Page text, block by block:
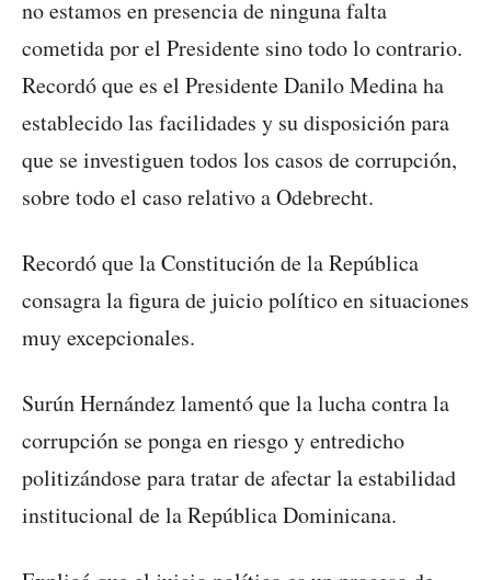
no estamos en presencia de ninguna falta
cometida por el Presidente sino todo lo contrario.
Recordó que es el Presidente Danilo Medina ha
establecido las facilidades y su disposición para
que se investiguen todos los casos de corrupción,
sobre todo el caso relativo a Odebrecht.
Recordó que la Constitución de la República
consagra la figura de juicio político en situaciones
muy excepcionales.
Surún Hernández lamentó que la lucha contra la
corrupción se ponga en riesgo y entredicho
politizándose para tratar de afectar la estabilidad
institucional de la República Dominicana.